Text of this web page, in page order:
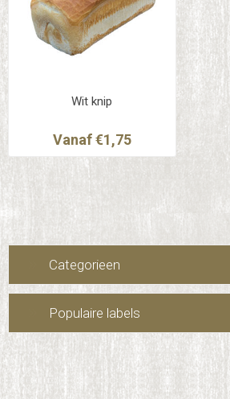
Wit knip
Vanaf €1,75
Categorieen
Populaire labels